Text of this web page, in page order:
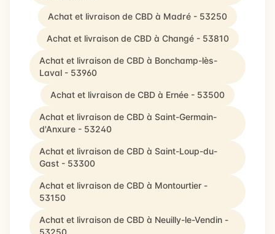
Achat et livraison de CBD à Madré - 53250
Achat et livraison de CBD à Changé - 53810
Achat et livraison de CBD à Bonchamp-lès-
Laval - 53960
Achat et livraison de CBD à Ernée - 53500
Achat et livraison de CBD à Saint-Germain-
d'Anxure - 53240
Achat et livraison de CBD à Saint-Loup-du-
Gast - 53300
Achat et livraison de CBD à Montourtier -
53150
Achat et livraison de CBD à Neuilly-le-Vendin -
53250